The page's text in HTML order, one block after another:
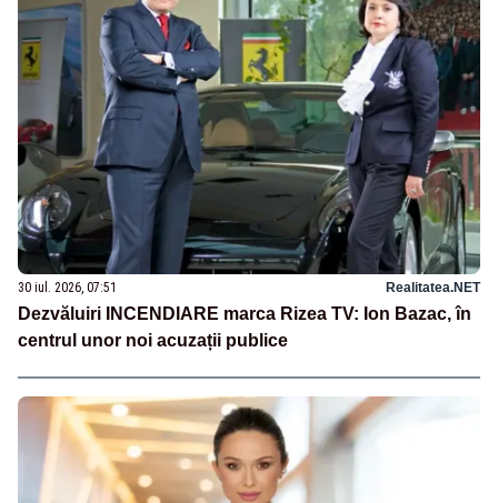
30 iul. 2026, 07:51 Realitatea.NET
Dezvăluiri INCENDIARE marca Rizea TV: Ion Bazac, în
centrul unor noi acuzații publice